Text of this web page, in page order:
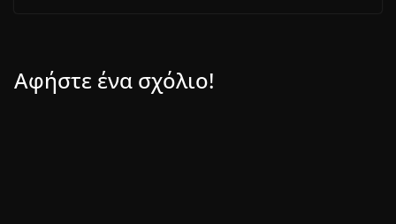
Αφήστε ένα σχόλιο!